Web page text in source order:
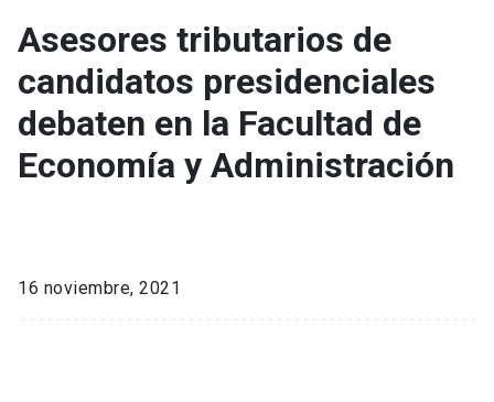
Asesores tributarios de
candidatos presidenciales
debaten en la Facultad de
Economía y Administración
16 noviembre, 2021